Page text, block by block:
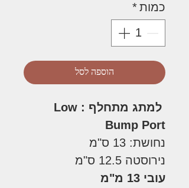
כמות*
הוספה לסל
למתג מתחלף : Low
Bump Port
נחושת: 13 ס"מ
נירוסטה 12.5 ס"מ
עובי 13 מ"מ